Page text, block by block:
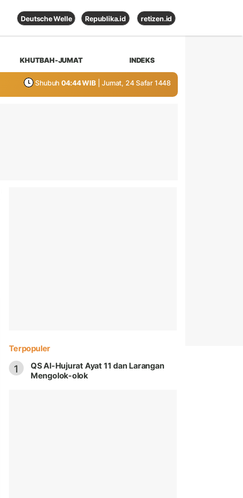
Deutsche Welle Republika.id retizen.id
KHUTBAH-JUMAT INDEKS
Shubuh 04:44 WIB | Jumat, 24 Safar 1448
Terpopuler
1
QS Al-Hujurat Ayat 11 dan Larangan
Mengolok-olok